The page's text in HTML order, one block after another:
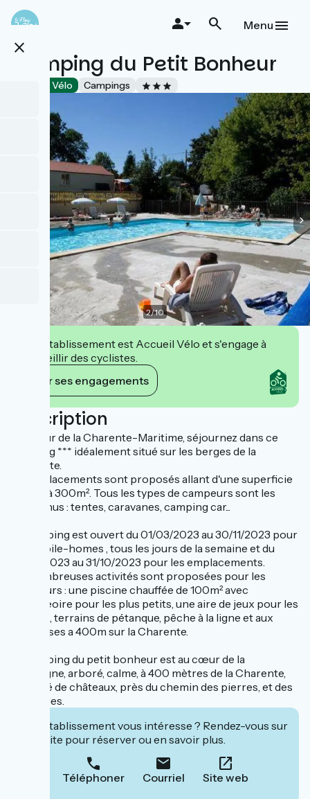
Aller
au
principal
close
Menu
Camping du Petit Bonheur
Accueil Vélo Campings
2/10
Cet établissement est Accueil Vélo et s'engage à
accueillir des cyclistes.
Voir ses engagements
Description
Au cœur de la Charente-Maritime, séjournez dans ce
camping *** idéalement situé sur les berges de la
Charente.
36 emplacements sont proposés allant d'une superficie
de 100 à 300m². Tous les types de campeurs sont les
bienvenus : tentes, caravanes, camping car...
Le camping est ouvert du 01/03/2023 au 30/11/2023 pour
les mobile-homes , tous les jours de la semaine et du
01/05/2023 au 31/10/2023 pour les emplacements.
De nombreuses activités sont proposées pour les
campeurs : une piscine chauffée de 100m² avec
pataugeoire pour les plus petits, une aire de jeux pour les
enfants, terrains de pétanque, pêche à la ligne et aux
écrevisses a 400m sur la Charente.
Le camping du petit bonheur est au cœur de la
campagne, arboré, calme, à 400 mètres de la Charente,
entouré de châteaux, près du chemin des pierres, et des
Lapidiales.
Cet établissement vous intéresse ? Rendez-vous sur
leur site pour réserver ou en savoir plus.
Téléphoner Courriel Site web